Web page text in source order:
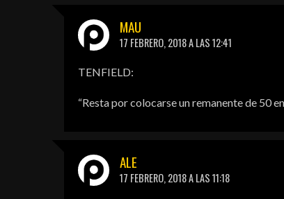
MAU
17 FEBRERO, 2018 A LAS 12:41
TENFIELD:
“Resta por colocarse un remanente de 50
ALE
17 FEBRERO, 2018 A LAS 11:18